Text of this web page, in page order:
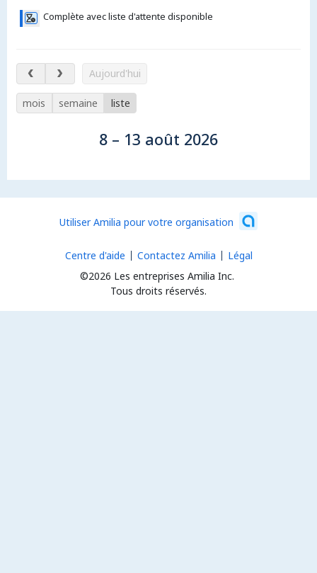
Complète avec liste d'attente disponible
8 – 13 août 2026
Aujourd'hui
mois semaine liste
8 – 13 août 2026
Utiliser Amilia pour votre organisation
©2026 Les entreprises Amilia Inc.
Tous droits réservés.
Centre d'aide Contactez Amilia Légal